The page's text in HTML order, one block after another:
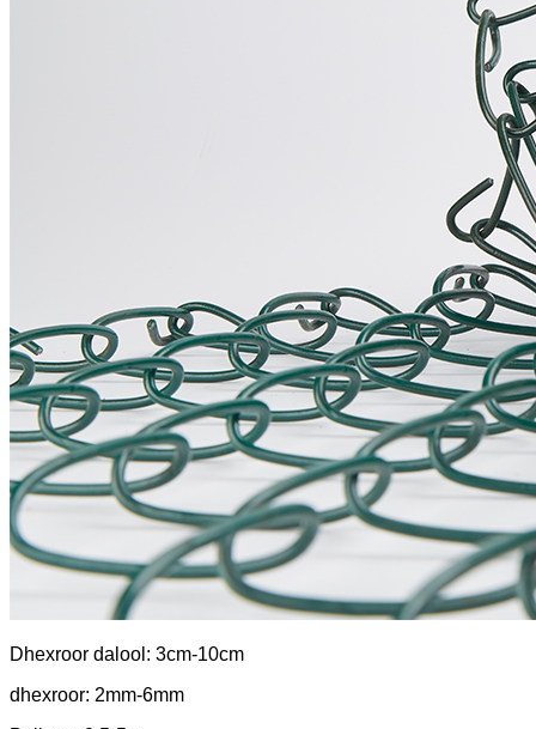
Dhexroor dalool: 3cm-10cm
dhexroor: 2mm-6mm